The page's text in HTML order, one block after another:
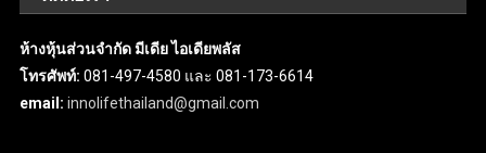
ห้างหุ้นส่วนจำกัด มีเดีย ไอเดียพลัส
โทรศัพท์: 081-497-4580 และ 081-173-6614
email: innolifethailand@gmail.com